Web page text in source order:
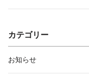
カテゴリー
お知らせ